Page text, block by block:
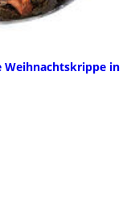
Weihnachtskrippe in